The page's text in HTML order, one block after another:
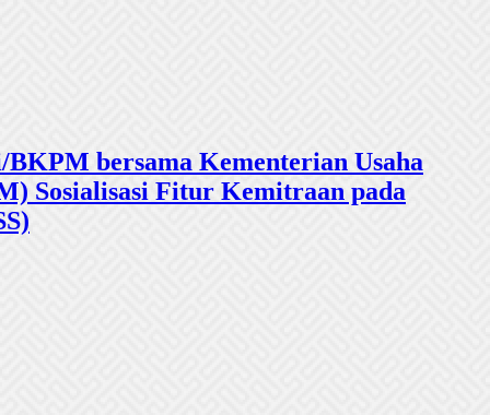
bersama Kementerian Usaha
Sosialisasi Fitur Kemitraan pada